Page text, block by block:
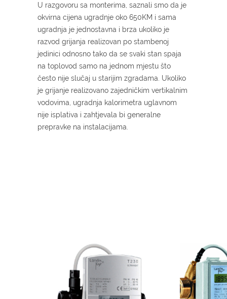
U razgovoru sa monterima, saznali smo da je
okvirna cijena ugradnje oko 650KM i sama
ugradnja je jednostavna i brza ukoliko je
razvod grijanja realizovan po stambenoj
jedinici odnosno tako da se svaki stan spaja
na toplovod samo na jednom mjestu što
često nije slučaj u starijim zgradama. Ukoliko
je grijanje realizovano zajedničkim vertikalnim
vodovima, ugradnja kalorimetra uglavnom
nije isplativa i zahtjevala bi generalne
prepravke na instalacijama.